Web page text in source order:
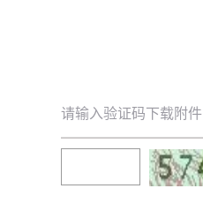
请输入验证码下载附件